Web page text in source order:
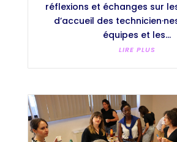
réflexions et échanges sur
d’accueil des
équipes et les...
LIRE PLUS